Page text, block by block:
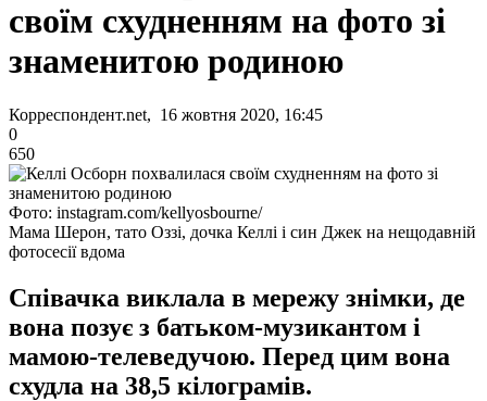
своїм схудненням на фото зі
знаменитою родиною
Корреспондент.net, 16 жовтня 2020, 16:45
0
650
Фото: instagram.com/kellyosbourne/
Мама Шерон, тато Оззі, дочка Келлі і син Джек на нещодавній
фотосесії вдома
Співачка виклала в мережу знімки, де
вона позує з батьком-музикантом і
мамою-телеведучою. Перед цим вона
схудла на 38,5 кілограмів.